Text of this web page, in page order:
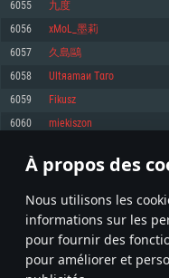
À propos des
Nous utilisons les
informations sur les
pour fournir des
pour améliorer et
Recommandée
1060 et plus, Radeon RX 570 et
Disque dur: 75.9 Go (client
Recommandée
OS: Mac OS Big Sur 11.0 ou plus
Processeur: Core i7 (Les
Mémoire: 8 GB
Carte graphique: Radeon Vega
Disque dur: 62,2 Go (client
Recommandée
OS: Ubuntu 20.04 64bit
Processeur: Intel Core i7
Mémoire: 8 GB
Carte graphique: NVIDIA 1060
6 mois et supportant Vulkan
Connection: Connexion Internet
Disque dur: 60,2 Go (client
6055 九度
6056 xMoL_墨莉
6057 久島鷗
6058 Ultяаmаи Тαго
6059 Fikusz
6060 miekiszon
* Classement mis à jour
302